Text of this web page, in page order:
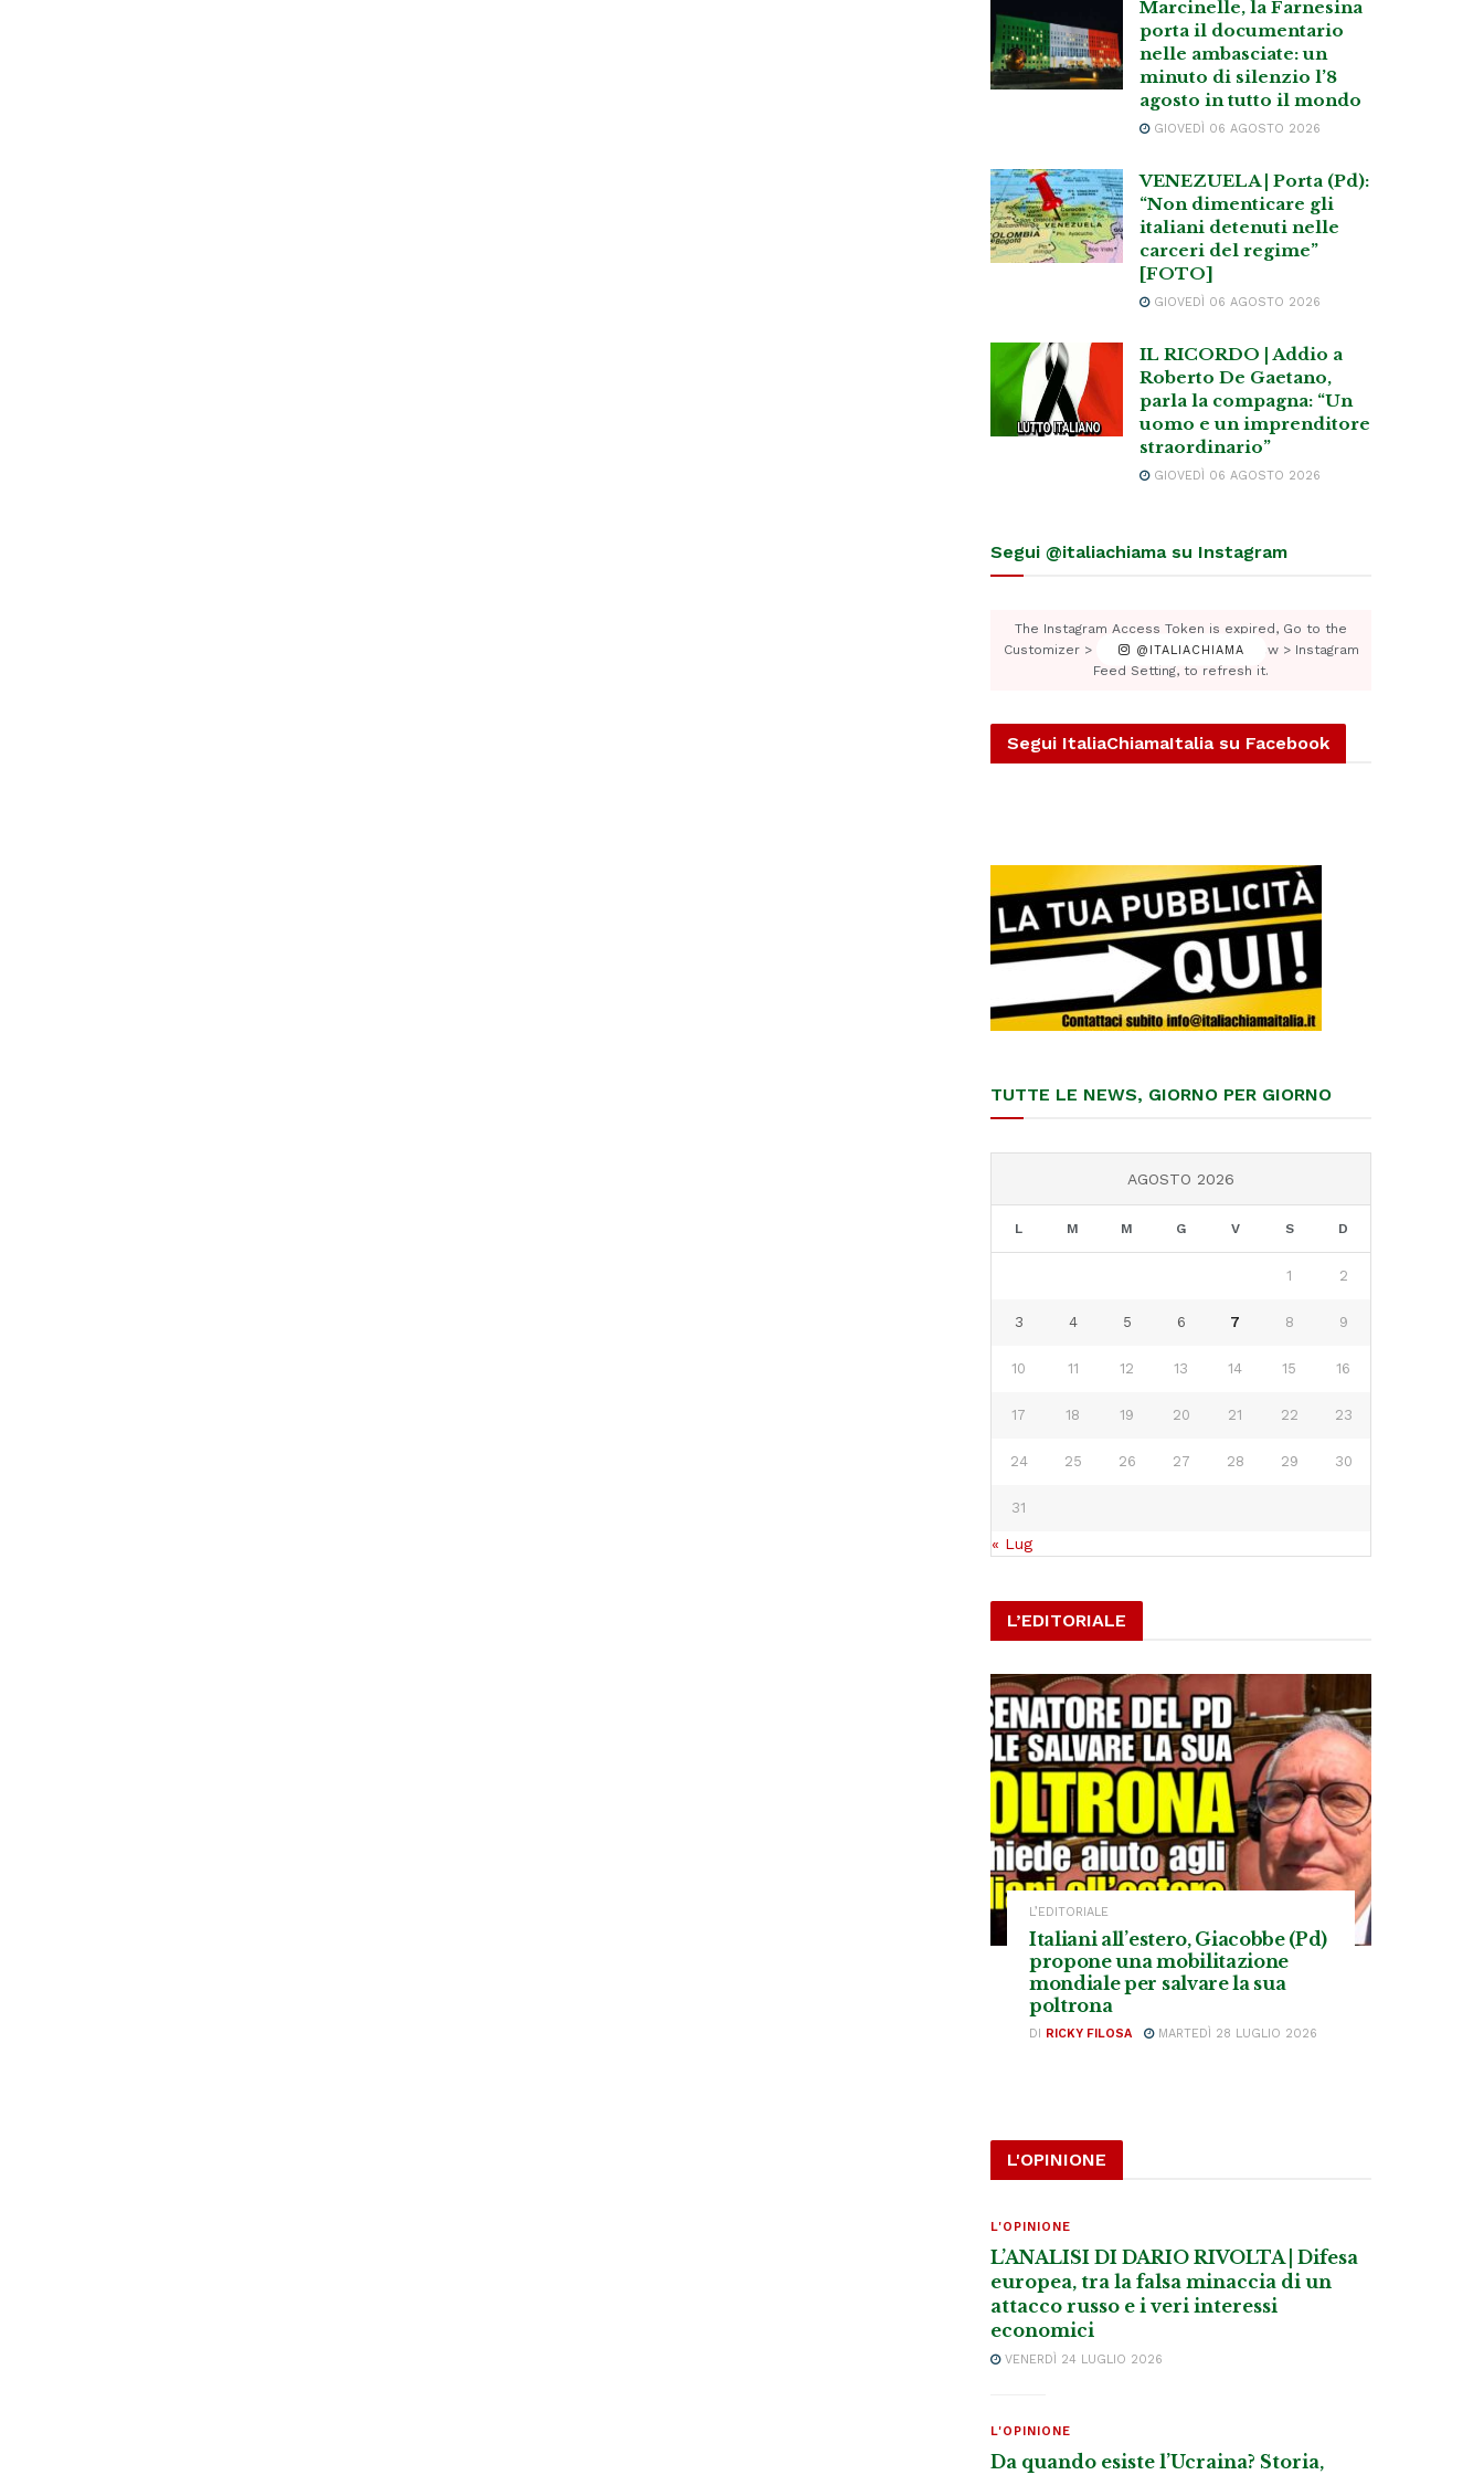
Marcinelle, la Farnesina
porta il documentario
nelle ambasciate: un
minuto di silenzio l’8
agosto in tutto il mondo
GIOVEDÌ 06 AGOSTO 2026
VENEZUELA | Porta (Pd):
“Non dimenticare gli
italiani detenuti nelle
carceri del regime”
[FOTO]
GIOVEDÌ 06 AGOSTO 2026
IL RICORDO | Addio a
Roberto De Gaetano,
parla la compagna: “Un
uomo e un imprenditore
straordinario”
GIOVEDÌ 06 AGOSTO 2026
Segui @italiachiama su Instagram
@ITALIACHIAMA
The Instagram Access Token is expired, Go to the
Customizer > JNews : Social, Like & View > Instagram
Feed Setting, to refresh it.
Segui ItaliaChiamaItalia su Facebook
TUTTE LE NEWS, GIORNO PER GIORNO
AGOSTO 2026
L M M G V S D
1 2
3 4 5 6 7 8 9
10 11 12 13 14 15 16
17 18 19 20 21 22 23
24 25 26 27 28 29 30
31
« Lug
L’EDITORIALE
L’EDITORIALE
Italiani all’estero, Giacobbe (Pd)
propone una mobilitazione
mondiale per salvare la sua
poltrona
DI RICKY FILOSA MARTEDÌ 28 LUGLIO 2026
L'OPINIONE
L'OPINIONE
L’ANALISI DI DARIO RIVOLTA | Difesa
europea, tra la falsa minaccia di un
attacco russo e i veri interessi
economici
VENERDÌ 24 LUGLIO 2026
L'OPINIONE
Da quando esiste l’Ucraina? Storia,